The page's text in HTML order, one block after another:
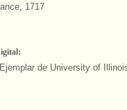
1717
de University of